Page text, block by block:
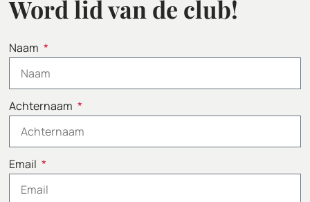
Word lid van de club!
Naam
Achternaam
Email